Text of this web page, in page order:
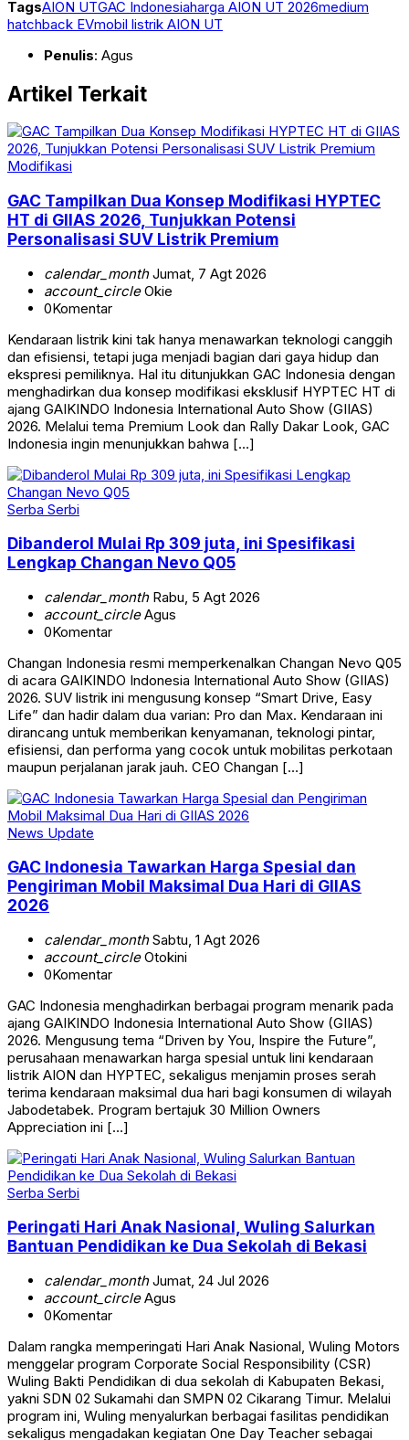
TagsAION UTGAC Indonesiaharga AION UT 2026medium
hatchback EVmobil listrik AION UT
Penulis: Agus
Artikel Terkait
Modifikasi
GAC Tampilkan Dua Konsep Modifikasi HYPTEC
HT di GIIAS 2026, Tunjukkan Potensi
Personalisasi SUV Listrik Premium
calendar_monthJumat, 7 Agt 2026
account_circleOkie
0Komentar
Kendaraan listrik kini tak hanya menawarkan teknologi canggih
dan efisiensi, tetapi juga menjadi bagian dari gaya hidup dan
ekspresi pemiliknya. Hal itu ditunjukkan GAC Indonesia dengan
menghadirkan dua konsep modifikasi eksklusif HYPTEC HT di
ajang GAIKINDO Indonesia International Auto Show (GIIAS)
2026. Melalui tema Premium Look dan Rally Dakar Look, GAC
Indonesia ingin menunjukkan bahwa […]
Serba Serbi
Dibanderol Mulai Rp 309 juta, ini Spesifikasi
Lengkap Changan Nevo Q05
calendar_monthRabu, 5 Agt 2026
account_circleAgus
0Komentar
Changan Indonesia resmi memperkenalkan Changan Nevo Q05
di acara GAIKINDO Indonesia International Auto Show (GIIAS)
2026. SUV listrik ini mengusung konsep “Smart Drive, Easy
Life” dan hadir dalam dua varian: Pro dan Max. Kendaraan ini
dirancang untuk memberikan kenyamanan, teknologi pintar,
efisiensi, dan performa yang cocok untuk mobilitas perkotaan
maupun perjalanan jarak jauh. CEO Changan […]
News Update
GAC Indonesia Tawarkan Harga Spesial dan
Pengiriman Mobil Maksimal Dua Hari di GIIAS
2026
calendar_monthSabtu, 1 Agt 2026
account_circleOtokini
0Komentar
GAC Indonesia menghadirkan berbagai program menarik pada
ajang GAIKINDO Indonesia International Auto Show (GIIAS)
2026. Mengusung tema “Driven by You, Inspire the Future”,
perusahaan menawarkan harga spesial untuk lini kendaraan
listrik AION dan HYPTEC, sekaligus menjamin proses serah
terima kendaraan maksimal dua hari bagi konsumen di wilayah
Jabodetabek. Program bertajuk 30 Million Owners
Appreciation ini […]
Serba Serbi
Peringati Hari Anak Nasional, Wuling Salurkan
Bantuan Pendidikan ke Dua Sekolah di Bekasi
calendar_monthJumat, 24 Jul 2026
account_circleAgus
0Komentar
Dalam rangka memperingati Hari Anak Nasional, Wuling Motors
menggelar program Corporate Social Responsibility (CSR)
Wuling Bakti Pendidikan di dua sekolah di Kabupaten Bekasi,
yakni SDN 02 Sukamahi dan SMPN 02 Cikarang Timur. Melalui
program ini, Wuling menyalurkan berbagai fasilitas pendidikan
sekaligus mengadakan kegiatan One Day Teacher sebagai